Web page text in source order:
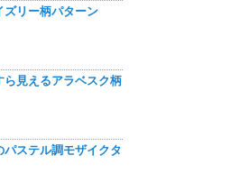
ズリー柄パターン
ら見えるアラベスク柄
ステル調モザイクタ